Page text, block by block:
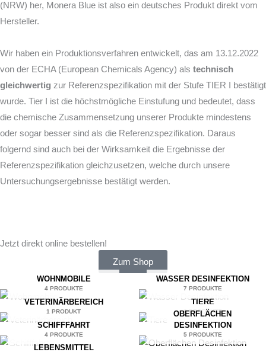
(NRW) her, Monera Blue ist also ein deutsches Produkt direkt vom
Hersteller.
Wir haben ein Produktionsverfahren entwickelt, das am 13.12.2022
von der ECHA (European Chemicals Agency) als technisch
gleichwertig zur Referenzspezifikation mit der Stufe TIER I bestätigt
wurde. Tier I ist die höchstmögliche Einstufung und bedeutet, dass
die chemische Zusammensetzung unserer Produkte mindestens
oder sogar besser sind als die Referenzspezifikation. Daraus
folgernd sind auch bei der Wirksamkeit die Ergebnisse der
Referenzspezifikation gleichzusetzen, welche durch unsere
Untersuchungsergebnisse bestätigt werden.
Jetzt direkt online bestellen!
Zum Shop
WOHNMOBILE
4 PRODUKTE
WASSER DESINFEKTION
7 PRODUKTE
VETERINÄRBEREICH
1 PRODUKT
TIERE
6 PRODUKTE
SCHIFFFAHRT
4 PRODUKTE
OBERFLÄCHEN
DESINFEKTION
5 PRODUKTE
LEBENSMITTEL